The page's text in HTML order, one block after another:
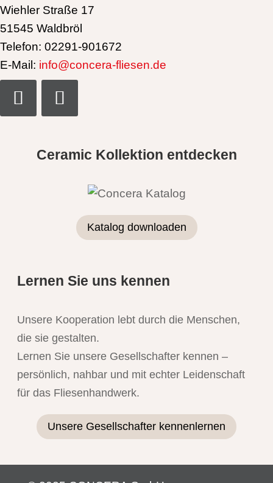
Wiehler Straße 17
51545 Waldbröl
Telefon: 02291-901672
E-Mail: info@concera-fliesen.de
Ceramic Kollektion entdecken
Katalog downloaden
Lernen Sie uns kennen
Unsere Kooperation lebt durch die Menschen,
die sie gestalten.
Lernen Sie unsere Gesellschafter kennen –
persönlich, nahbar und mit echter Leidenschaft
für das Fliesenhandwerk.
Unsere Gesellschafter kennenlernen